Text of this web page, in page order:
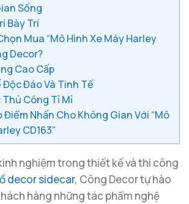
Sống
Bày Trí
Mua “Mô Hình Xe Máy Harley
Decor?
Cao Cấp
Độc Đáo Và Tinh Tế
Thủ Công Tỉ Mỉ
Điểm Nhấn Cho Không Gian Với “Mô
CD163”
nghiệm trong thiết kế và thi công
decor sidecar, Công Decor tự hào
hàng những tác phẩm nghệ